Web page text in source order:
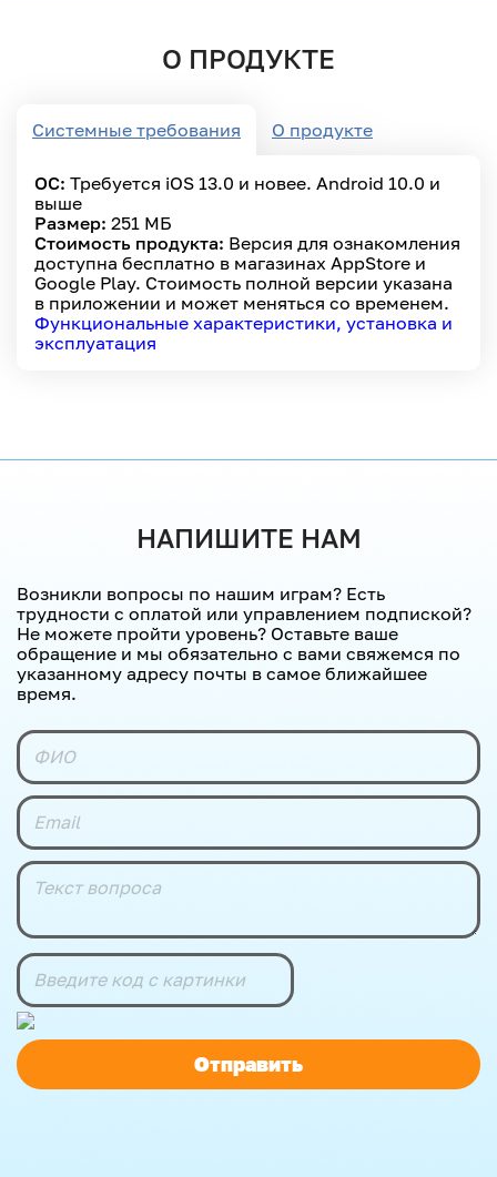
О ПРОДУКТЕ
Системные требования О продукте
ОС: Требуется iOS 13.0 и новее. Android 10.0 и
выше
Размер: 251 МБ
Стоимость продукта: Версия для ознакомления
доступна бесплатно в магазинах AppStore и
Google Play. Стоимость полной версии указана
в приложении и может меняться со временем.
Функциональные характеристики, установка и
эксплуатация
НАПИШИТЕ НАМ
Возникли вопросы по нашим играм? Есть
трудности с оплатой или управлением подпиской?
Не можете пройти уровень? Оставьте ваше
обращение и мы обязательно с вами свяжемся по
указанному адресу почты в самое ближайшее
время.
Отправить